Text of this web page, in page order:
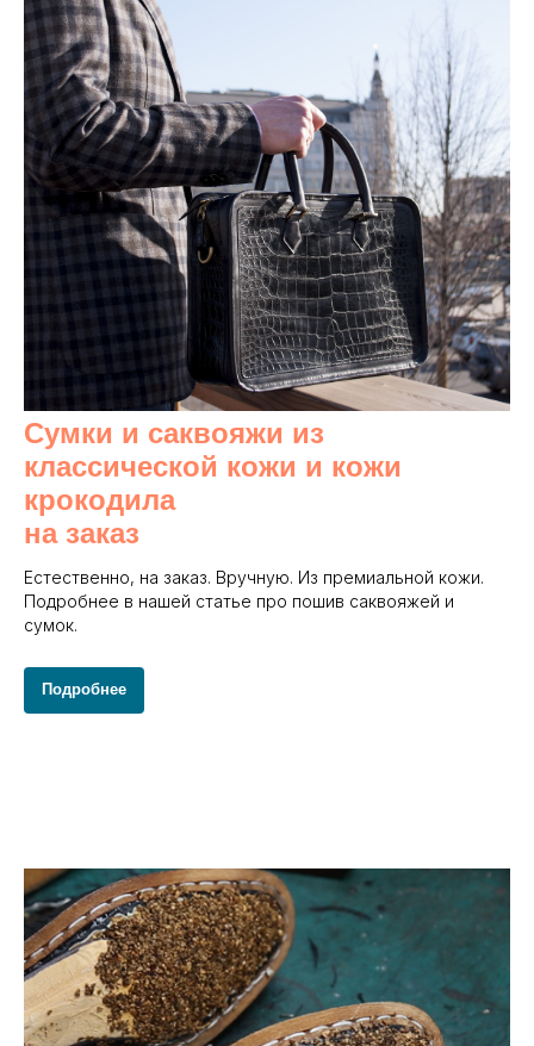
Сумки и саквояжи из
классической кожи и кожи
крокодила
на заказ
Естественно, на заказ. Вручную. Из премиальной кожи.
Подробнее в нашей статье про пошив саквояжей и
сумок.
Подробнее